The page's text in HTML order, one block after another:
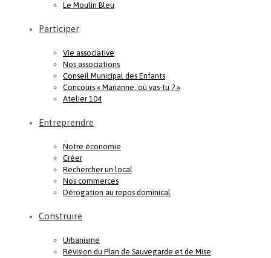
Le Moulin Bleu
Participer
Vie associative
Nos associations
Conseil Municipal des Enfants
Concours « Marianne, où vas-tu ? »
Atelier 104
Entreprendre
Notre économie
Créer
Rechercher un local
Nos commerces
Dérogation au repos dominical
Construire
Urbanisme
Révision du Plan de Sauvegarde et de Mise